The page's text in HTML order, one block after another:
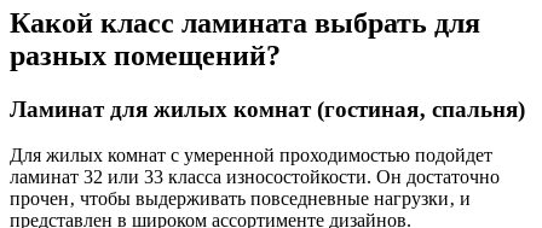
Какой класс ламината выбрать для
разных помещений?
Ламинат для жилых комнат (гостиная‚ спальня)
Для жилых комнат с умеренной проходимостью подойдет
ламинат 32 или 33 класса износостойкости. Он достаточно
прочен‚ чтобы выдерживать повседневные нагрузки‚ и
представлен в широком ассортименте дизайнов.